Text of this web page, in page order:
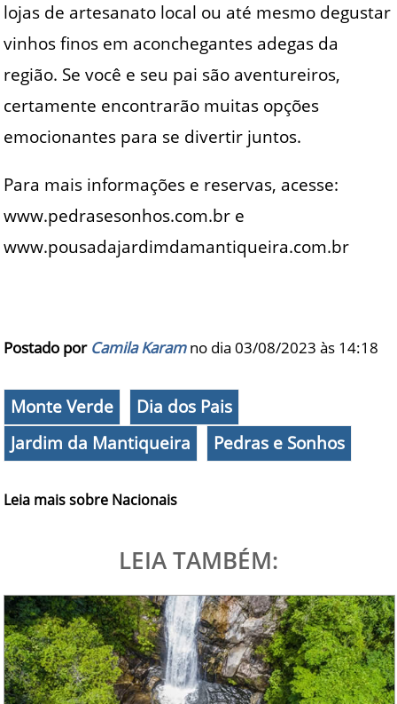
lojas de artesanato local ou até mesmo degustar
vinhos finos em aconchegantes adegas da
região. Se você e seu pai são aventureiros,
certamente encontrarão muitas opções
emocionantes para se divertir juntos.
Para mais informações e reservas, acesse:
www.pedrasesonhos.com.br e
www.pousadajardimdamantiqueira.com.br
Postado por Camila Karamno dia 03/08/2023 às 14:18
Monte Verde
Dia dos Pais
Jardim da Mantiqueira
Pedras e Sonhos
Leia mais sobre Nacionais
LEIA TAMBÉM: